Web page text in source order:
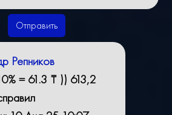
Отправить
Репников
= 61.3 ₸ )) 613,2